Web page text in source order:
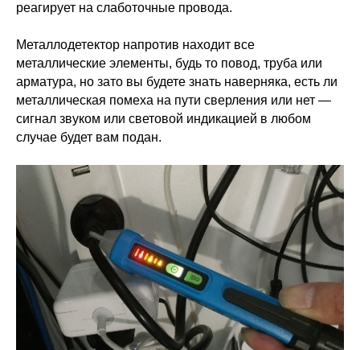
реагирует на слаботочные провода.
Металлодетектор напротив находит все
металлические элементы, будь то повод, труба или
арматура, но зато вы будете знать наверняка, есть ли
металлическая помеха на пути сверления или нет —
сигнал звуком или световой индикацией в любом
случае будет вам подан.